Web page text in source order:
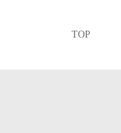
TOP